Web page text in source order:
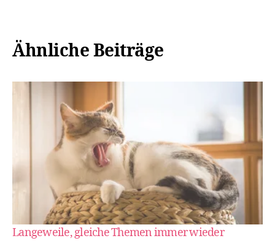
Ähnliche Beiträge
Langeweile, gleiche Themen immer wieder